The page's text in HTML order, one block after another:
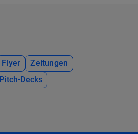
Flyer
Zeitungen
Pitch-Decks